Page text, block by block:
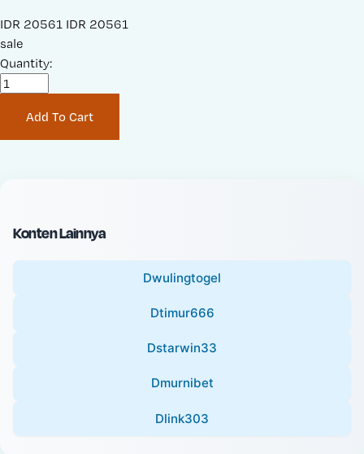
S
a
l
e
i
IDR 20561 O
n
a
c
e
IDR 20561
sale
Quantity:
Add To Cart
Konten Lainnya
Dwulingtogel
Dtimur666
Dstarwin33
Dmurnibet
Dlink303